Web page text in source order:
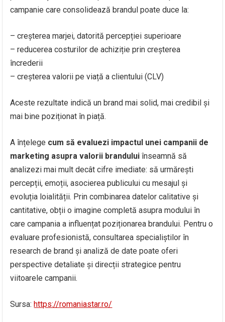
campanie care consolidează brandul poate duce la:
– creșterea marjei, datorită percepției superioare
– reducerea costurilor de achiziție prin creșterea
încrederii
– creșterea valorii pe viață a clientului (CLV)
Aceste rezultate indică un brand mai solid, mai credibil și
mai bine poziționat în piață.
A înțelege cum să evaluezi impactul unei campanii de
marketing asupra valorii brandului înseamnă să
analizezi mai mult decât cifre imediate: să urmărești
percepții, emoții, asocierea publicului cu mesajul și
evoluția loialității. Prin combinarea datelor calitative și
cantitative, obții o imagine completă asupra modului în
care campania a influențat poziționarea brandului. Pentru o
evaluare profesionistă, consultarea specialiștilor în
research de brand și analiză de date poate oferi
perspective detaliate și direcții strategice pentru
viitoarele campanii.
Sursa:https://romaniastar.ro/